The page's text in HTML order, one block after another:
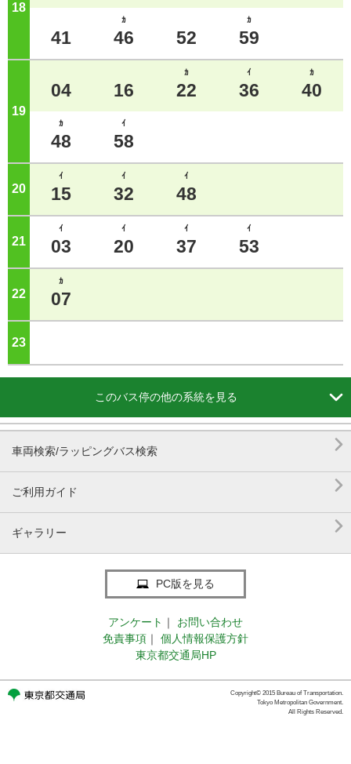
18 ジ
41
ｶ
46 52
ｶ
59
19 ジ
04 16
ｶ
22
ｲ
36
ｶ
40
ｶ
48
ｲ
58
20
ｲ
15
ｲ
32
ｲ
48
21
ｲ
03
ｲ
20
ｲ
37
ｲ
53
22
ｶ
07
23
このバス停の他の系統を見る 
車両検索/ラッピングバス検索 
ご利用ガイド 
ギャラリー 
PC版を見る
アンケート ｜
お問い合わせ
免責事項 ｜
個人情報保護方針
東京都交通局HP
Copyright© 2015 Bureau of Transportation.
Tokyo Metropolitan Government.
All Rights Reserved.